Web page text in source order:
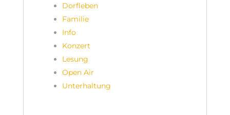
Dorfleben
Familie
Info
Konzert
Lesung
Open Air
Unterhaltung